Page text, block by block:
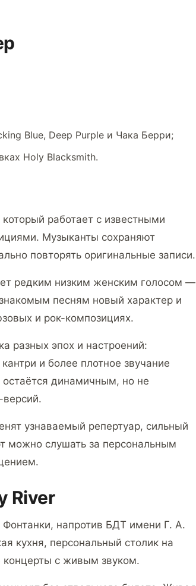
Blue, Deep Purple и Чака Берри;
Holy Blacksmith.
работает с известными
Музыканты сохраняют
повторять оригинальные записи.
редким низким женским голосом —
песням новый характер и
и рок-композициях.
разных эпох и настроений:
и более плотное звучание
остаётся динамичным, но не
узнаваемый репертуар, сильный
можно слушать за персональным
River
напротив БДТ имени Г. А.
кухня, персональный столик на
концерты с живым звуком.